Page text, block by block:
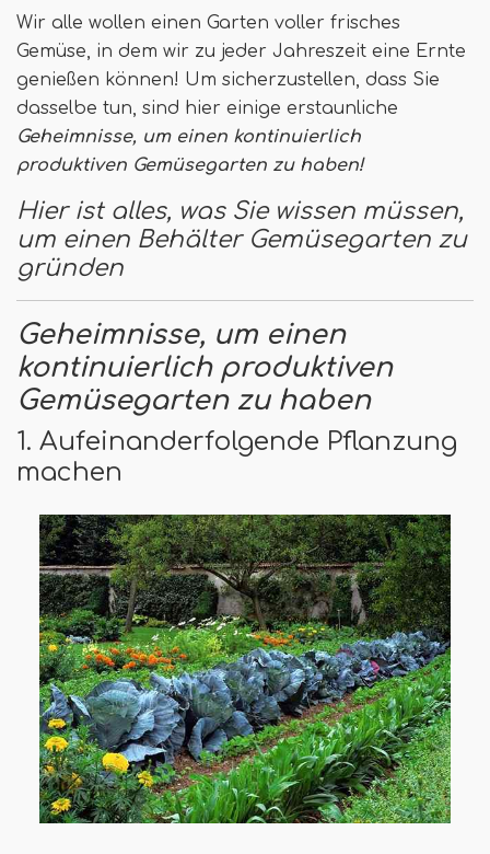
Wir alle wollen einen Garten voller frisches
Gemüse, in dem wir zu jeder Jahreszeit eine Ernte
genießen können! Um sicherzustellen, dass Sie
dasselbe tun, sind hier einige erstaunliche
Geheimnisse, um einen kontinuierlich
produktiven Gemüsegarten zu haben!
Hier ist alles, was Sie wissen müssen,
um einen Behälter Gemüsegarten zu
gründen
Geheimnisse, um einen
kontinuierlich produktiven
Gemüsegarten zu haben
1. Aufeinanderfolgende Pflanzung
machen